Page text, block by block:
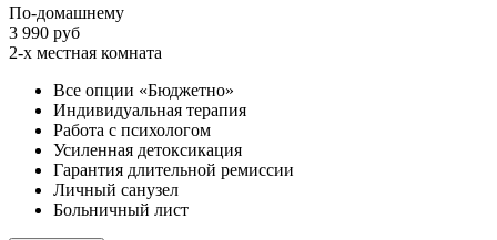
По-домашнему
3 990 руб
2-х местная комната
Все опции «Бюджетно»
Индивидуальная терапия
Работа с психологом
Усиленная детоксикация
Гарантия длительной ремиссии
Личный санузел
Больничный лист